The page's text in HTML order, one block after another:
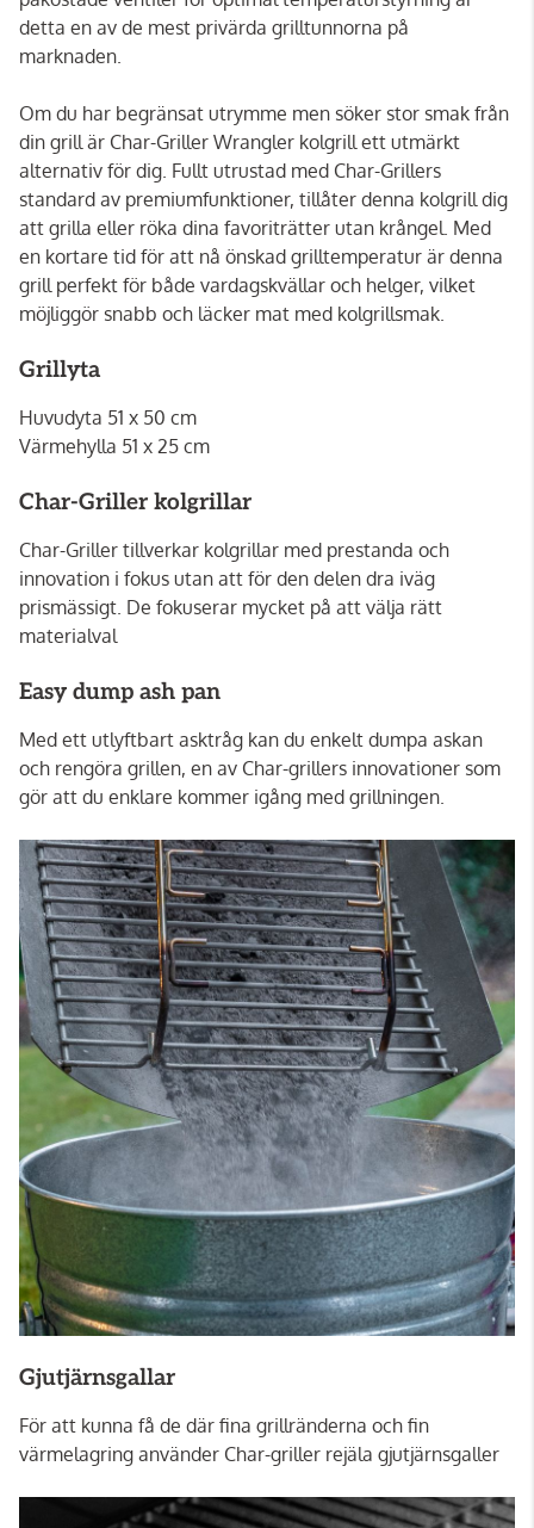
detta en av de mest privärda grilltunnorna på
marknaden.
Om du har begränsat utrymme men söker stor smak från
din grill är Char-Griller Wrangler kolgrill ett utmärkt
alternativ för dig. Fullt utrustad med Char-Grillers
standard av premiumfunktioner, tillåter denna kolgrill dig
att grilla eller röka dina favoriträtter utan krångel. Med
en kortare tid för att nå önskad grilltemperatur är denna
grill perfekt för både vardagskvällar och helger, vilket
möjliggör snabb och läcker mat med kolgrillsmak.
Grillyta
Huvudyta 51 x 50 cm
Värmehylla 51 x 25 cm
Char-Griller kolgrillar
Char-Griller tillverkar kolgrillar med prestanda och
innovation i fokus utan att för den delen dra iväg
prismässigt. De fokuserar mycket på att välja rätt
materialval
Easy dump ash pan
Med ett utlyftbart asktråg kan du enkelt dumpa askan
och rengöra grillen, en av Char-grillers innovationer som
gör att du enklare kommer igång med grillningen.
Gjutjärnsgallar
För att kunna få de där fina grillränderna och fin
värmelagring använder Char-griller rejäla gjutjärnsgaller